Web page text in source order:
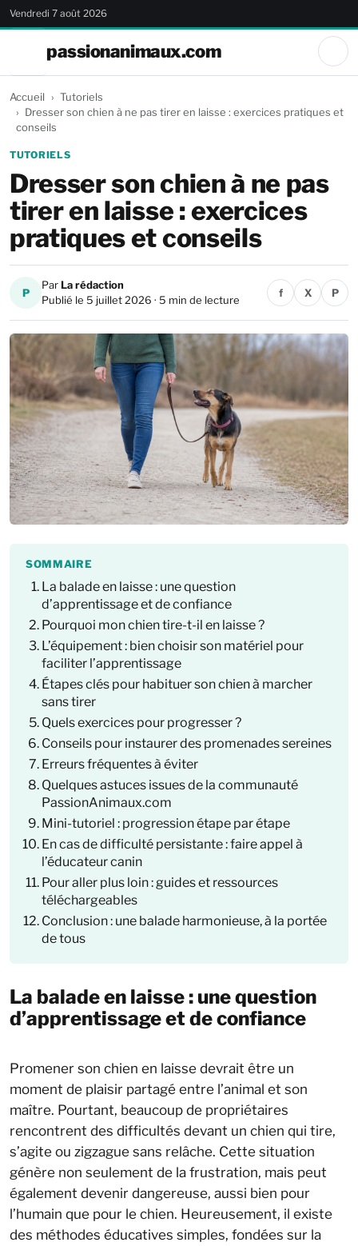
Vendredi 7 août 2026
passionanimaux.com
Accueil
Tutoriels
Dresser son chien à ne pas tirer en laisse : exercices pratiques et
conseils
TUTORIELS
Dresser son chien à ne pas
tirer en laisse : exercices
pratiques et conseils
P
Par La rédaction
Publié le 5 juillet 2026 · 5 min de lecture
f X P
SOMMAIRE
La balade en laisse : une question
d’apprentissage et de confiance
Pourquoi mon chien tire-t-il en laisse ?
L’équipement : bien choisir son matériel pour
faciliter l’apprentissage
Étapes clés pour habituer son chien à marcher
sans tirer
Quels exercices pour progresser ?
Conseils pour instaurer des promenades sereines
Erreurs fréquentes à éviter
Quelques astuces issues de la communauté
PassionAnimaux.com
Mini-tutoriel : progression étape par étape
En cas de difficulté persistante : faire appel à
l’éducateur canin
Pour aller plus loin : guides et ressources
téléchargeables
Conclusion : une balade harmonieuse, à la portée
de tous
La balade en laisse : une question
d’apprentissage et de confiance
Promener son chien en laisse devrait être un
moment de plaisir partagé entre l’animal et son
maître. Pourtant, beaucoup de propriétaires
rencontrent des difficultés devant un chien qui tire,
s’agite ou zigzague sans relâche. Cette situation
génère non seulement de la frustration, mais peut
également devenir dangereuse, aussi bien pour
l’humain que pour le chien. Heureusement, il existe
des méthodes éducatives simples, fondées sur la